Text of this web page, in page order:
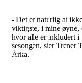
- Det er naturlig at
viktigste, i mine øyne,
hvor alle er inkludert i
sesongen, sier Trener
Årka.